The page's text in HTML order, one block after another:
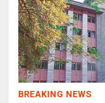
BREAKING NEWS